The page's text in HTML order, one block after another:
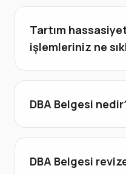
Tartım
işlemleriniz ne
DBA Belgesi
DBA Belgesi